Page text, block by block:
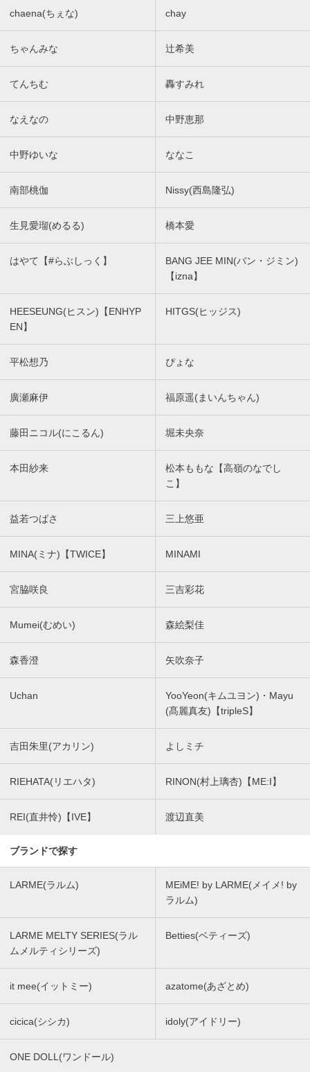
chaena(ちぇな) chay
ちゃんみな 辻希美
てんちむ 轟すみれ
なえなの 中野恵那
中野ゆいな ななこ
南部桃伽 Nissy(西島隆弘)
生見愛瑠(めるる) 橋本愛
はやて【#らぶしっく】
BANG JEE MIN(バン・ジミン)
【izna】
HEESEUNG(ヒスン)【ENHYP
EN】
HITGS(ヒッジス)
平松想乃 ぴょな
廣瀬麻伊 福原遥(まいんちゃん)
藤田ニコル(にこるん) 堀未央奈
本田紗来
松本ももな【高嶺のなでし
こ】
益若つばさ 三上悠亜
MINA(ミナ)【TWICE】 MINAMI
宮脇咲良 三吉彩花
Mumei(むめい) 森絵梨佳
森香澄 矢吹奈子
Uchan
YooYeon(キムユヨン)・Mayu
(髙麗真友)【tripleS】
吉田朱里(アカリン) よしミチ
RIEHATA(リエハタ) RINON(村上璃杏)【ME:I】
REI(直井怜)【IVE】 渡辺直美
ブランドで探す
LARME(ラルム)
MEiME! by LARME(メイメ! by
ラルム)
LARME MELTY SERIES(ラル
ムメルティシリーズ)
Betties(ベティーズ)
it mee(イットミー) azatome(あざとめ)
cicica(シシカ) idoly(アイドリー)
ONE DOLL(ワンドール)